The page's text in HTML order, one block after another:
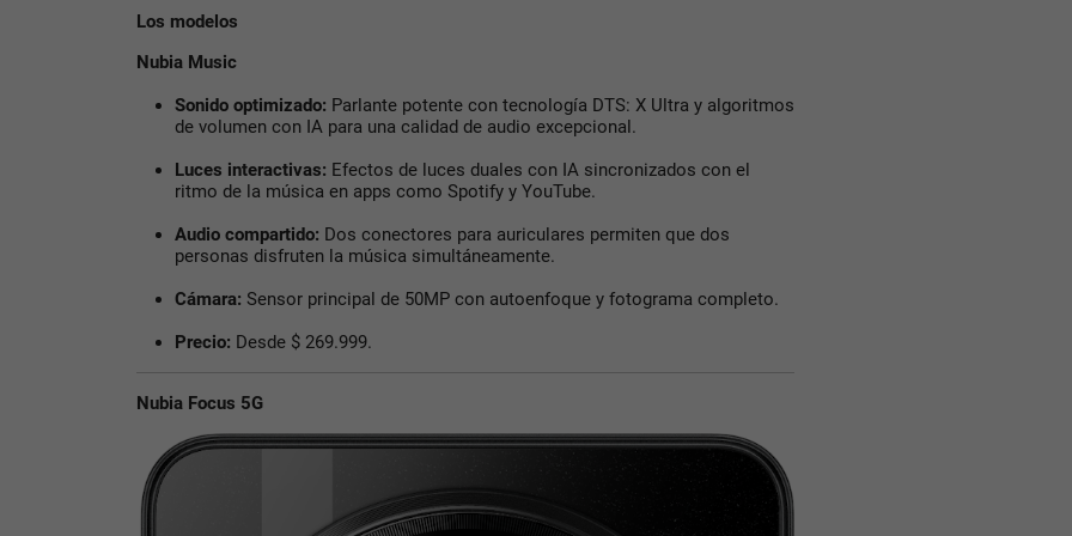
Los modelos
Nubia Music
Sonido optimizado: Parlante potente con tecnología DTS: X Ultra y algoritmos
de volumen con IA para una calidad de audio excepcional.
Luces interactivas: Efectos de luces duales con IA sincronizados con el
ritmo de la música en apps como Spotify y YouTube.
Audio compartido: Dos conectores para auriculares permiten que dos
personas disfruten la música simultáneamente.
Cámara: Sensor principal de 50MP con autoenfoque y fotograma completo.
Precio: Desde $ 269.999.
Nubia Focus 5G